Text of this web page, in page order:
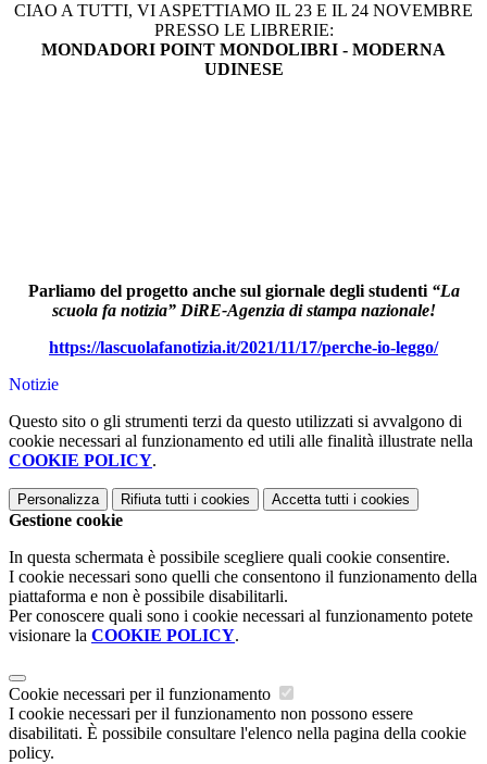
CIAO A TUTTI, VI ASPETTIAMO IL 23 E IL 24 NOVEMBRE
PRESSO LE LIBRERIE:
MONDADORI POINT MONDOLIBRI - MODERNA
UDINESE
Parliamo del progetto anche sul giornale degli studenti“La
scuola fa notizia” DiRE-Agenzia di stampa nazionale!
https://lascuolafanotizia.it/2021/11/17/perche-io-leggo/
Notizie
Questo sito o gli strumenti terzi da questo utilizzati si avvalgono di
cookie necessari al funzionamento ed utili alle finalità illustrate nella
COOKIE POLICY.
Personalizza Rifiuta tutti i cookies Accetta tutti i cookies
Gestione cookie
In questa schermata è possibile scegliere quali cookie consentire.
I cookie necessari sono quelli che consentono il funzionamento della
piattaforma e non è possibile disabilitarli.
Per conoscere quali sono i cookie necessari al funzionamento potete
visionare la COOKIE POLICY.
Cookie necessari per il funzionamento
I cookie necessari per il funzionamento non possono essere
disabilitati. È possibile consultare l'elenco nella pagina della cookie
policy.